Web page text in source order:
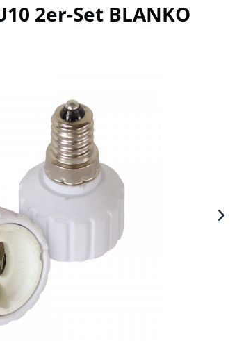
2er-Set BLANKO